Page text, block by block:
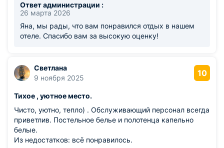
Ответ администрации :
26 марта 2026
Яна, мы рады, что вам понравился отдых в нашем
отеле. Спасибо вам за высокую оценку!
Светлана
9 ноября 2025
10
Тихое , уютное место.
Чисто, уютно, тепло) . Обслуживающий персонал всегда
приветлив. Постельное белье и полотенца капельно
белые.
Из недостатков: всё понравилось.